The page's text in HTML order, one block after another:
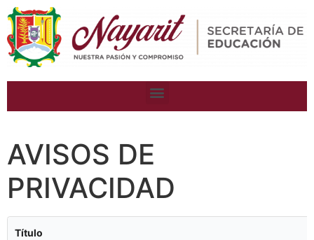
AVISOS DE
PRIVACIDAD
Título